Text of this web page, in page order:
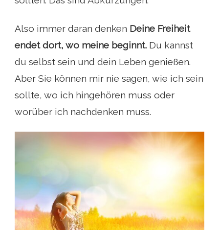
Also immer daran denken Deine Freiheit
endet dort, wo meine beginnt. Du kannst
du selbst sein und dein Leben genießen.
Aber Sie können mir nie sagen, wie ich sein
sollte, wo ich hingehören muss oder
worüber ich nachdenken muss.